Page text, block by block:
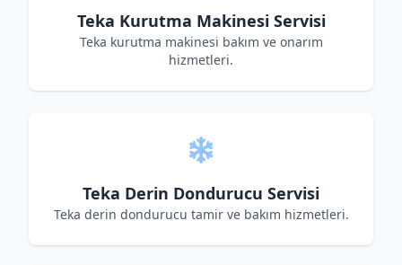
Teka Kurutma Makinesi Servisi
Teka kurutma makinesi bakım ve onarım
hizmetleri.
Teka Derin Dondurucu Servisi
Teka derin dondurucu tamir ve bakım hizmetleri.